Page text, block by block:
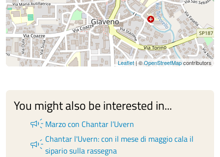
Leaflet| ©OpenStreetMapcontributors
You might also be interested in...
campaign Marzo con Chantar l’Uvern
campaign Chantar l'Uvern: con il mese di maggio cala il
sipario sulla rassegna